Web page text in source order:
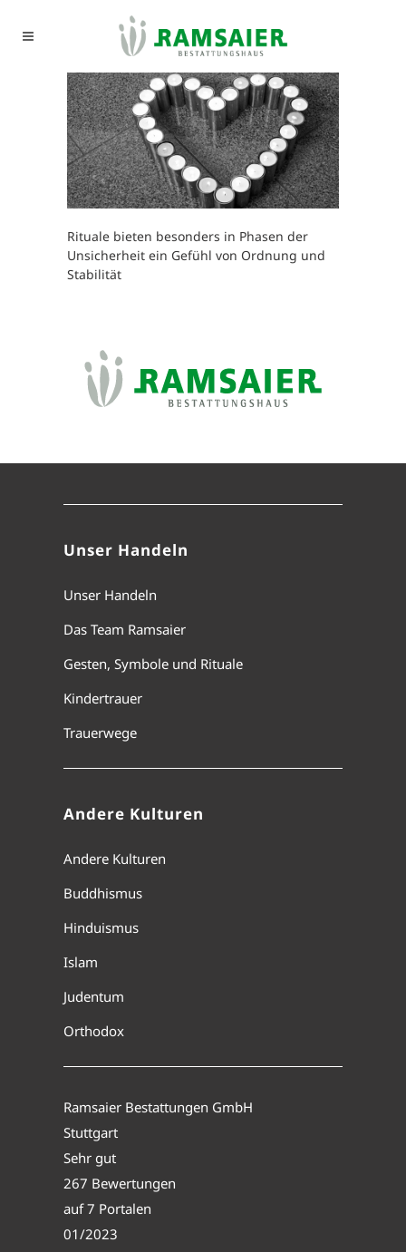
Rituale bieten besonders in Phasen der
Unsicherheit ein Gefühl von Ordnung und
Stabilität
Unser Handeln
Unser Handeln
Das Team Ramsaier
Gesten, Symbole und Rituale
Kindertrauer
Trauerwege
Andere Kulturen
Andere Kulturen
Buddhismus
Hinduismus
Islam
Judentum
Orthodox
Ramsaier Bestattungen GmbH
Stuttgart
Sehr gut
267 Bewertungen
auf 7 Portalen
01/2023